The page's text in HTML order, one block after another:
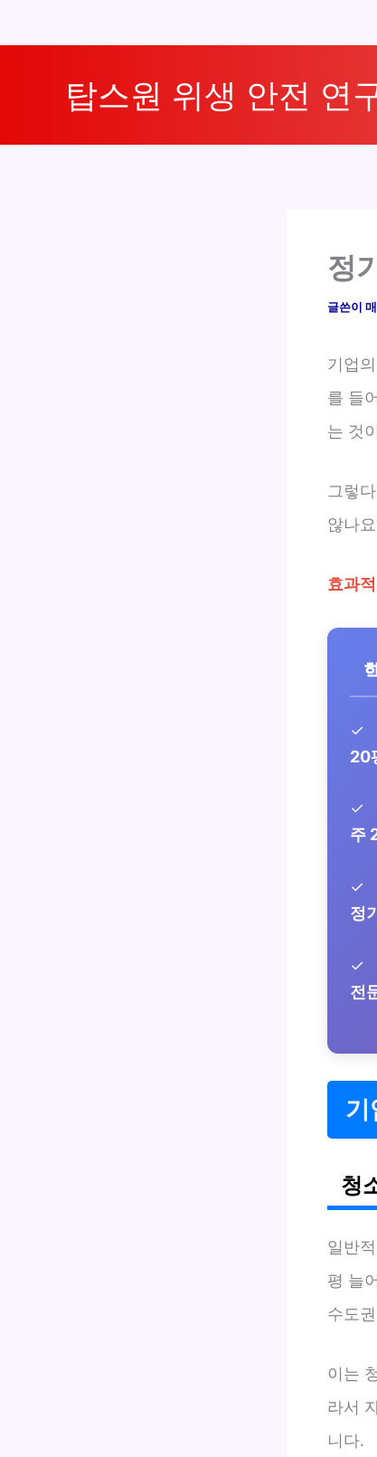
탑스원 위생 안전 연
정
글쓴이
기업
를 들
는 것
그렇
않나
효과
✓
20
✓
주
✓
정
✓
전
기
청
일반
평 늘
수도
이는
라서
니다.